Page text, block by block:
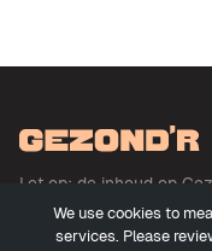
Let op: de inhoud op
basis voor medisch
geneeskunde. Meer
We use cookies to
services. Please